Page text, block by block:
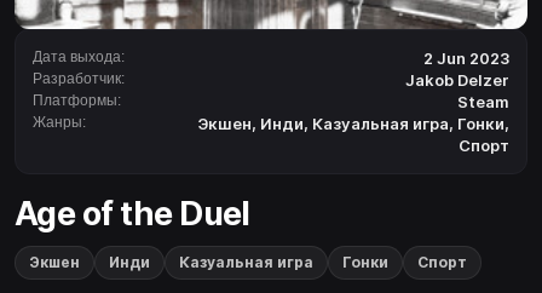
Дата выхода: 2 Jun 2023
Разработчик: Jakob Delzer
Платформы: Steam
Жанры: Экшен, Инди, Казуальная игра, Гонки,
Спорт
Age of the Duel
Экшен Инди Казуальная игра Гонки Спорт